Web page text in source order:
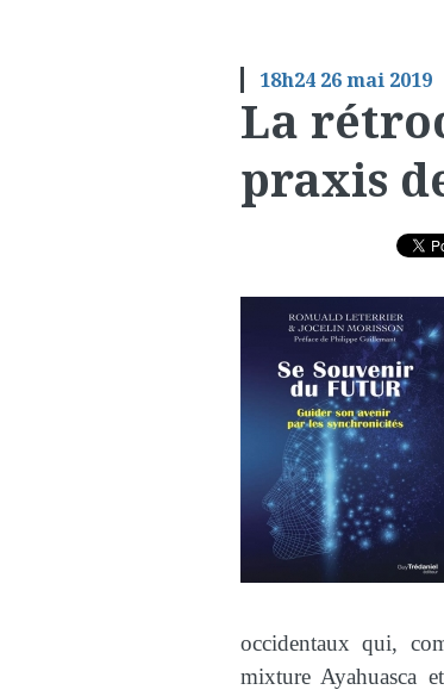
18h24 26mai 2019
La
praxis
occidentaux qui,
mixture Ayahuasca